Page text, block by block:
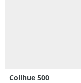
Colihue 500